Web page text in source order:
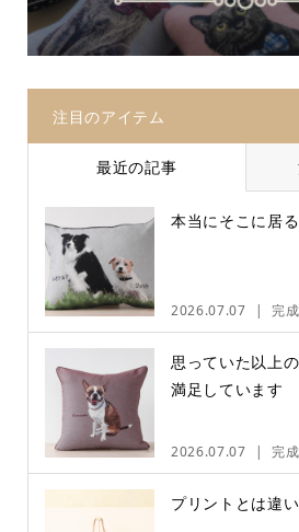
注目のアイテム
最近の記事
本当にそこに居
2026.07.07 完
思っていた以上
満足しています
2026.07.07 完
プリントとは違